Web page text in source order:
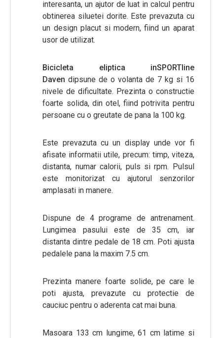
interesanta, un ajutor de luat in calcul pentru
obtinerea siluetei dorite. Este prevazuta cu
un design placut si modern, fiind un aparat
usor de utilizat.
Bicicleta eliptica inSPORTline
Davendipsune de o volanta de 7 kg si 16
nivele de dificultate. Prezinta o constructie
foarte solida, din otel, fiind potrivita pentru
persoane cu o greutate de pana la 100 kg.
Este prevazuta cu un display unde vor fi
afisate informatii utile, precum: timp, viteza,
distanta, numar calorii, puls si rpm. Pulsul
este monitorizat cu ajutorul senzorilor
amplasati in manere.
Dispune de 4 programe de antrenament.
Lungimea pasului este de 35 cm, iar
distanta dintre pedale de 18 cm. Poti ajusta
pedalele pana la maxim 7.5 cm.
Prezinta manere foarte solide, pe care le
poti ajusta, prevazute cu protectie de
cauciuc pentru o aderenta cat mai buna.
Masoara 133 cm lungime, 61 cm latime si